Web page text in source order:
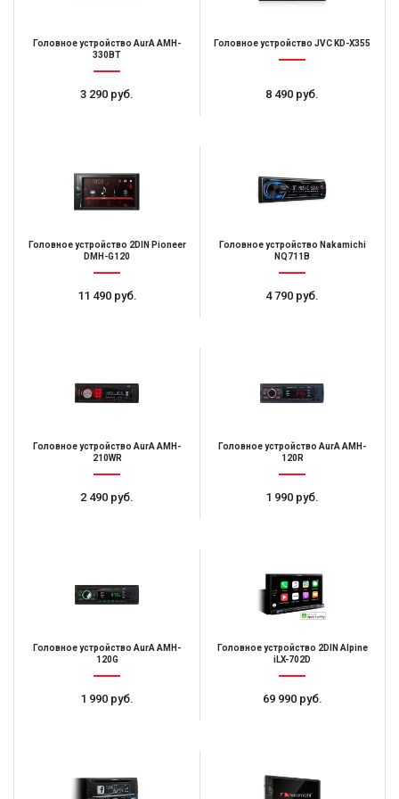
Головное устройство AurA AMH-
330BT
3 290 руб.
Головное устройство JVC KD-X355
8 490 руб.
Головное устройство 2DIN Pioneer
DMH-G120
11 490 руб.
Головное устройство Nakamichi
NQ711B
4 790 руб.
Головное устройство AurA AMH-
210WR
2 490 руб.
Головное устройство AurA AMH-
120R
1 990 руб.
Головное устройство AurA AMH-
120G
1 990 руб.
Головное устройство 2DIN Alpine
iLX-702D
69 990 руб.